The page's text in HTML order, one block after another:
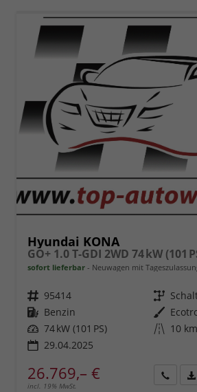
Hyundai KONA
sofort lieferbar Neuwagen mit
Fahrzeugnr. 95414 Getriebe
Kraftstoff Benzin Außenfarbe
Leistung 74 kW (101 PS) Kilometerstand 10 km
29.04.2025
26.769,– €
incl. 19% MwSt.